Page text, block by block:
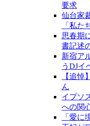
要求
仙台家
「私た
思春期
書記述
新宿ア
うDJイ
【追悼
ん
イプソ
への関
「愛に